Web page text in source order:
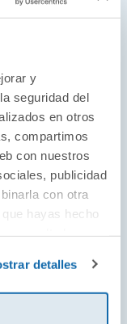
y
seguridad del
en otros
compartimos
con nuestros
publicidad
con otra
hayas hecho
detalles
para
educativos.
(ABJ) por
tienen una
que son
claro: